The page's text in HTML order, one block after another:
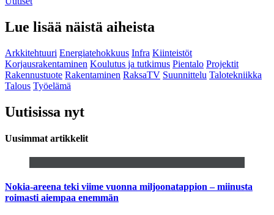
Lue lisää näistä aiheista
Arkkitehtuuri Energiatehokkuus Infra Kiinteistöt
Korjausrakentaminen Koulutus ja tutkimus Pientalo Projektit
Rakennustuote Rakentaminen RaksaTV Suunnittelu Talotekniikka
Talous Työelämä
Uutisissa nyt
Uusimmat artikkelit
Nokia-areena teki viime vuonna miljoonatappion – miinusta
roimasti aiempaa enemmän